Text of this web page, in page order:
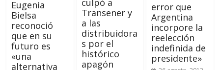
Eugenia
Bielsa
reconoció
que en su
futuro es
«una
alternativa
culpó a
Transener y
a las
distribuidora
s por el
histórico
apagón
error que
Argentina
incorpore la
reelección
indefinida de
presidente»